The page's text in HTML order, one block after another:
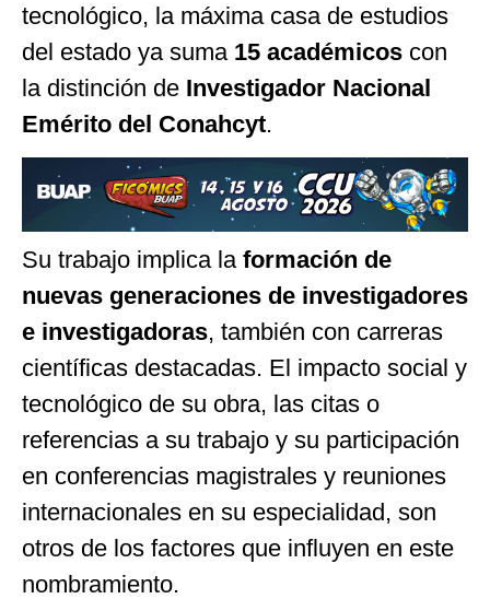
tecnológico, la máxima casa de estudios
del estado ya suma 15 académicos con
la distinción de Investigador Nacional
Emérito del Conahcyt.
Su trabajo implica la formación de
nuevas generaciones de investigadores
e investigadoras, también con carreras
científicas destacadas. El impacto social y
tecnológico de su obra, las citas o
referencias a su trabajo y su participación
en conferencias magistrales y reuniones
internacionales en su especialidad, son
otros de los factores que influyen en este
nombramiento.